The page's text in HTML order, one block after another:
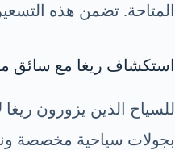
المتاحة. تضمن هذه
استكشاف ريغا مع سائق
بجولات سياحية مخصصة